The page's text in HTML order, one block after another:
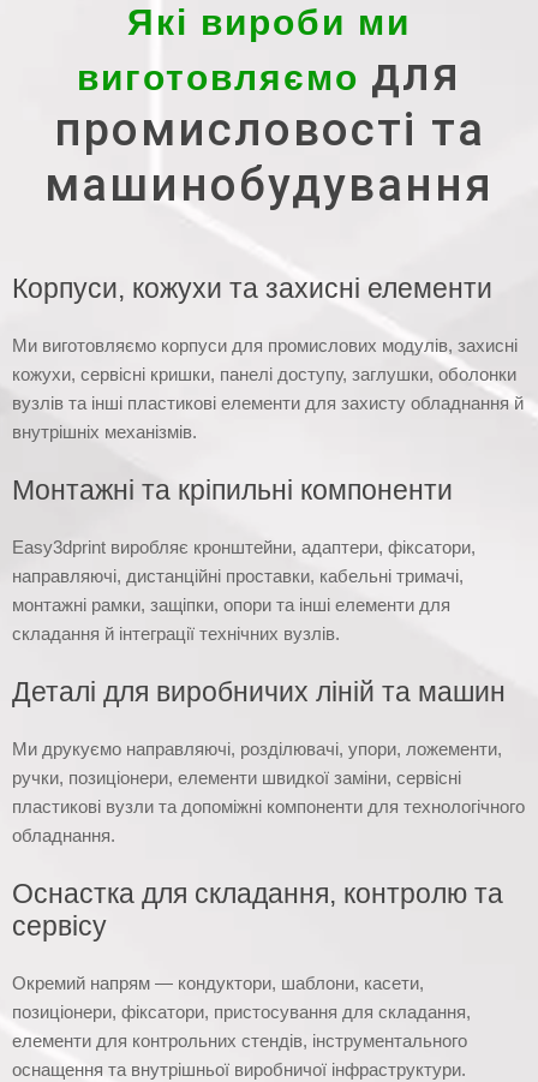
Які вироби ми
виготовляємо для
промисловості та
машинобудування
Корпуси, кожухи та захисні елементи
Ми виготовляємо корпуси для промислових модулів, захисні
кожухи, сервісні кришки, панелі доступу, заглушки, оболонки
вузлів та інші пластикові елементи для захисту обладнання й
внутрішніх механізмів.
Монтажні та кріпильні компоненти
Easy3dprint виробляє кронштейни, адаптери, фіксатори,
направляючі, дистанційні проставки, кабельні тримачі,
монтажні рамки, защіпки, опори та інші елементи для
складання й інтеграції технічних вузлів.
Деталі для виробничих ліній та машин
Ми друкуємо направляючі, розділювачі, упори, ложементи,
ручки, позиціонери, елементи швидкої заміни, сервісні
пластикові вузли та допоміжні компоненти для технологічного
обладнання.
Оснастка для складання, контролю та
сервісу
Окремий напрям — кондуктори, шаблони, касети,
позиціонери, фіксатори, пристосування для складання,
елементи для контрольних стендів, інструментального
оснащення та внутрішньої виробничої інфраструктури.